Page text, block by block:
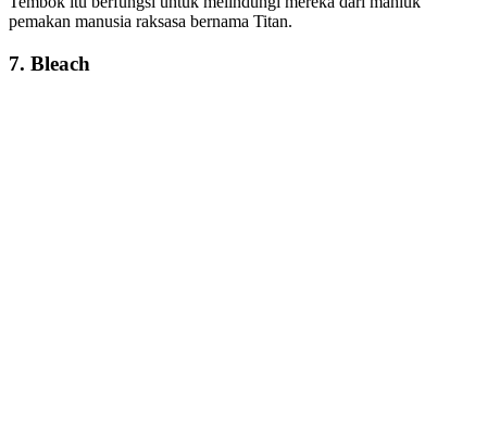
pemakan manusia raksasa bernama Titan.
7. Bleach